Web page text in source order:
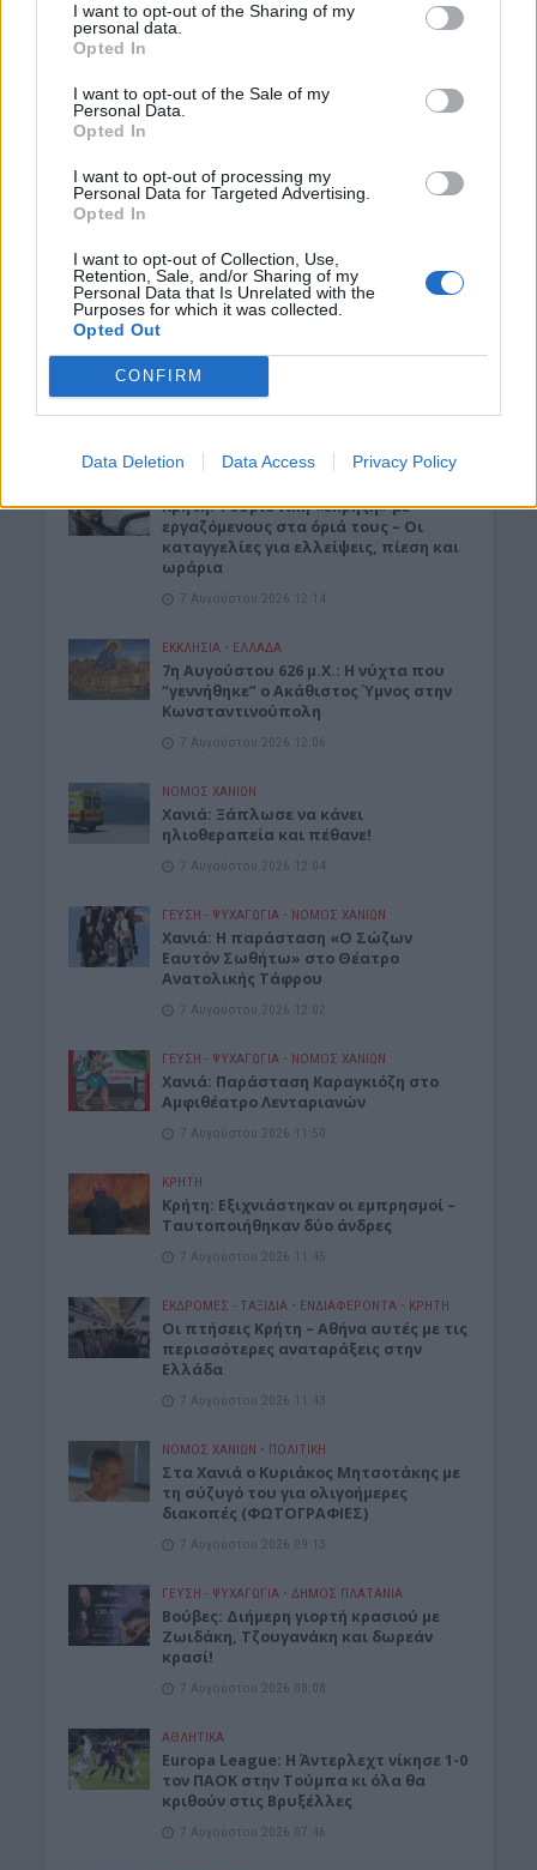
I want to opt-out of the Sharing of my
personal data.
Opted In
I want to opt-out of the Sale of my
Personal Data.
Opted In
I want to opt-out of processing my
Personal Data for Targeted Advertising.
Opted In
I want to opt-out of Collection, Use,
Retention, Sale, and/or Sharing of my
Personal Data that Is Unrelated with the
Purposes for which it was collected.
Opted Out
CONFIRM
Data Deletion Data Access Privacy Policy
7 Αυγούστου 2026 13:30
Συνταγή: Ξεροτήγανα, το αγαπημένο
γλυκό της Κρήτης
ΚΡΗΤΗ ΜΑΤΙΕΣ ΣΤΟ ΠΑΡΕΛΘΟΝ
δικαστήριο τον φονιά του γιου του
(ΒΙΝΤΕΟ)
7 Αυγούστου 2026 12:44
ΝΟΜΌΣ ΧΑΝΊΩΝ • ΠΟΛΙΤΙΚΗ
Xανιά: Επίσκεψη της Σέβης Βολουδάκη
στην Πυροσβεστική Υπηρεσία
Κρήτη: Τουριστική «έκρηξη» με
εργαζόμενους στα όριά τους – Οι
καταγγελίες για ελλείψεις, πίεση και
ωράρια
7 Αυγούστου 2026 12:14
ΕΚΚΛΗΣΙΑ • ΕΛΛΑΔΑ
7η Αυγούστου 626 μ.Χ.: Η νύχτα που
“γεννήθηκε” ο Ακάθιστος Ύμνος στην
Κωνσταντινούπολη
7 Αυγούστου 2026 12:06
ΝΟΜΌΣ ΧΑΝΊΩΝ
Χανιά: Ξάπλωσε να κάνει
ηλιοθεραπεία και πέθανε!
7 Αυγούστου 2026 12:04
ΓΕΎΣΗ - ΨΥΧΑΓΩΓΊΑ • ΝΟΜΌΣ ΧΑΝΊΩΝ
Χανιά: Η παράσταση «Ο Σώζων
Εαυτόν Σωθήτω» στο Θέατρο
Ανατολικής Τάφρου
7 Αυγούστου 2026 12:02
ΓΕΎΣΗ - ΨΥΧΑΓΩΓΊΑ • ΝΟΜΌΣ ΧΑΝΊΩΝ
Xανιά: Παράσταση Καραγκιόζη στο
Αμφιθέατρο Λενταριανών
7 Αυγούστου 2026 11:50
ΚΡΗΤΗ
Κρήτη: Εξιχνιάστηκαν οι εμπρησμοί –
Ταυτοποιήθηκαν δύο άνδρες
7 Αυγούστου 2026 11:45
ΕΚΔΡΟΜΈΣ - ΤΑΞΊΔΙΑ • ΕΝΔΙΑΦΕΡΟΝΤΑ • ΚΡΗΤΗ
Οι πτήσεις Κρήτη – Αθήνα αυτές με τις
περισσότερες αναταράξεις στην
Ελλάδα
7 Αυγούστου 2026 11:43
ΝΟΜΌΣ ΧΑΝΊΩΝ • ΠΟΛΙΤΙΚΗ
Στα Χανιά ο Κυριάκος Μητσοτάκης με
τη σύζυγό του για ολιγοήμερες
διακοπές (ΦΩΤΟΓΡΑΦΙΕΣ)
7 Αυγούστου 2026 09:13
ΓΕΎΣΗ - ΨΥΧΑΓΩΓΊΑ • ΔΉΜΟΣ ΠΛΑΤΑΝΙΆ
Βούβες: Διήμερη γιορτή κρασιού με
Ζωιδάκη, Τζουγανάκη και δωρεάν
κρασί!
7 Αυγούστου 2026 08:08
ΑΘΛΗΤΙΚΑ
Europa League: Η Άντερλεχτ νίκησε 1-0
τον ΠΑΟΚ στην Τούμπα κι όλα θα
κριθούν στις Βρυξέλλες
7 Αυγούστου 2026 07:46